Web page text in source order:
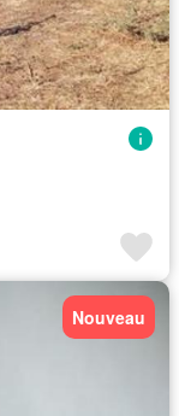
Nouveau